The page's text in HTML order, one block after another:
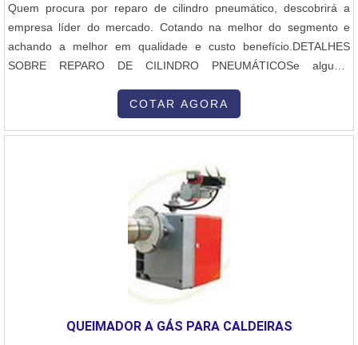
Quem procura por reparo de cilindro pneumático, descobrirá a
empresa líder do mercado. Cotando na melhor do segmento e
achando a melhor em qualidade e custo benefício.DETALHES
SOBRE REPARO DE CILINDRO PNEUMÁTICOSe alguém
comprometida com seus serviços, consegue encontrar o site da
Master Serviços e Usinagem. Com grande know-how focado em
focando na qualidade em reparo de cilindro pneumático, é
importante buscar uma companhia que tenha produtos e serviços
com ótima qualidade e excelente custo-benefício, pequenos
detalhes, mas de grande valia para saber a procedência e
seriedade da empresa.Há muitas maneiras eficientes de
demonstrar competência e excelência em uma área de atuação.
Abaixo os motivos pelo qual a Master Serviços e Usinagem é a
cilindro pneumático: Equipe multidisciplinar de consultores
COTAR AGORA
QUEIMADOR A GÁS PARA CALDEIRAS